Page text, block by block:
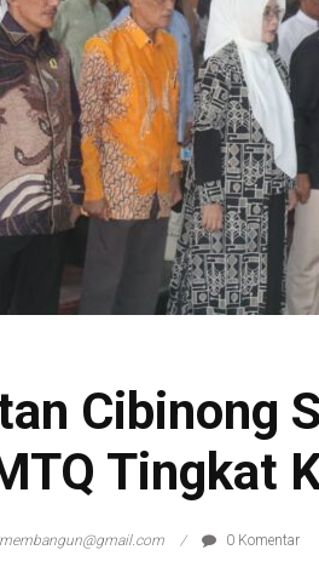
Cibinong
Tingkat
0 Komentar